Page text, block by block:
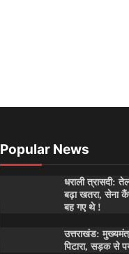
Popular News
धराली त्रासदी:
बढ़ा खतरा, सेना
बह गए थे !
उत्तराखंड:
पिटारा, सड़क से